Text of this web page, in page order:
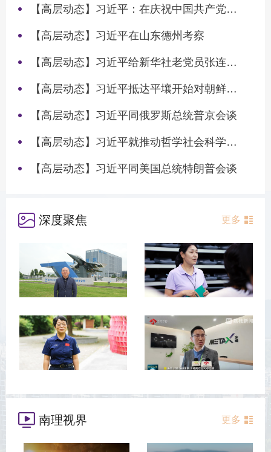
【高层动态】习近平：在庆祝中国共产党成立105周年大会上的讲话
【高层动态】习近平在山东德州考察
【高层动态】习近平给新华社老党员张连生回信强调 传承红色基因 在新征程上书写优异答卷
【高层动态】习近平抵达平壤开始对朝鲜进行国事访问
【高层动态】习近平同俄罗斯总统普京会谈
【高层动态】习近平就推动哲学社会科学高质量发展作出重要指示
【高层动态】习近平同美国总统特朗普会谈
深度聚焦 更多
南理视界 更多